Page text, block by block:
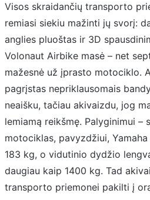
Visos skraidančių transporto
remiasi siekiu mažinti jų svorį:
anglies pluoštas ir 3D
Volonaut Airbike masė – net
mažesnė už įprasto motociklo.
pagrįstas nepriklausomais
neaišku, tačiau akivaizdu, jog
lemiamą reikšmę. Palyginimui –
motociklas, pavyzdžiui,
183 kg, o vidutinio dydžio
daugiau kaip 1400 kg. Tad
transporto priemonei pakilti į